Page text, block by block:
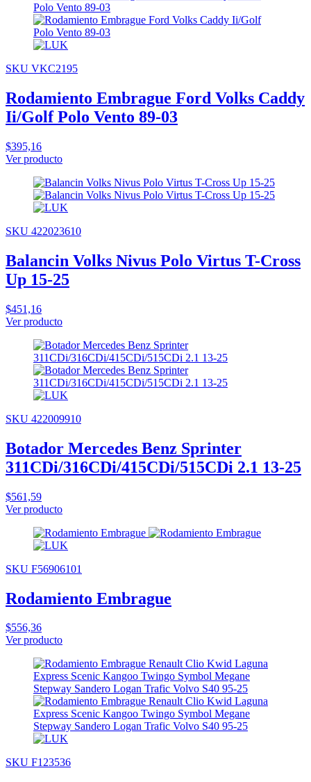
SKU VKC2195
Rodamiento Embrague Ford Volks Caddy
Ii/Golf Polo Vento 89-03
$395,16
Ver producto
SKU 422023610
Balancin Volks Nivus Polo Virtus T-Cross
Up 15-25
$451,16
Ver producto
SKU 422009910
Botador Mercedes Benz Sprinter
311CDi/316CDi/415CDi/515CDi 2.1 13-25
$561,59
Ver producto
SKU F56906101
Rodamiento Embrague
$556,36
Ver producto
SKU F123536